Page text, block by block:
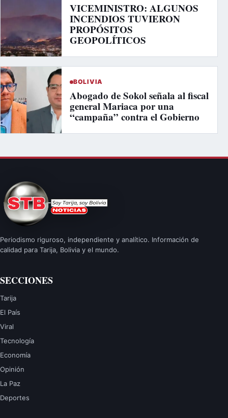
VICEMINISTRO: ALGUNOS
INCENDIOS TUVIERON
PROPÓSITOS
GEOPOLÍTICOS
BOLIVIA
Abogado de Sokol señala al fiscal
general Mariaca por una
“campaña” contra el Gobierno
Periodismo riguroso, independiente y analítico. Información de
calidad para Tarija, Bolivia y el mundo.
SECCIONES
Tarija
El País
Viral
Tecnología
Economía
Opinión
La Paz
Deportes